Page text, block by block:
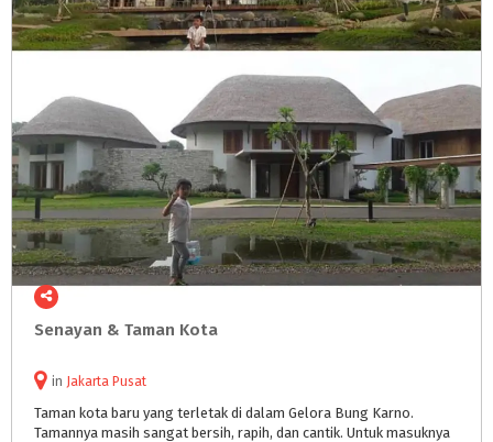
Senayan & Taman Kota
in Jakarta Pusat
Taman kota baru yang terletak di dalam Gelora Bung Karno.
Tamannya masih sangat bersih, rapih, dan cantik. Untuk masuknya